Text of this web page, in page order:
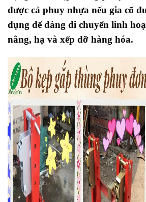
được cả phuy nhựa nếu gia cố
dụng dể dàng di chuyển linh
nâng, hạ và xếp dỡ hàng hóa.